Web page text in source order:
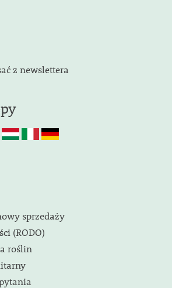
z newslettera
sprzedaży
(RODO)
roślin